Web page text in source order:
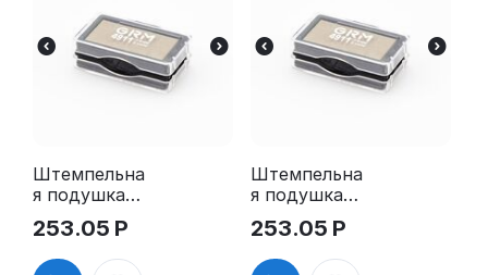
Штемпельна
я подушка
для GRM
4911 2Pads
253.05 Р
Штемпельна
я подушка
для GRM
4911 2Pads,
синяя
253.05 Р